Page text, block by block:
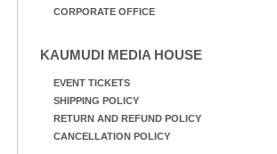
CORPORATE OFFICE
KAUMUDI MEDIA HOUSE
EVENT TICKETS
SHIPPING POLICY
RETURN AND REFUND POLICY
CANCELLATION POLICY